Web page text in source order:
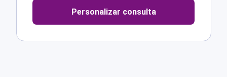
Personalizar consulta